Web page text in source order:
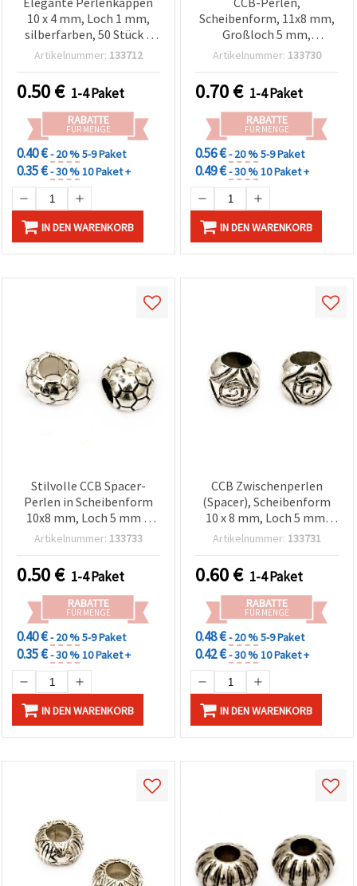
10 x 4 mm, Loch 1 mm,
silberfarben, 50 Stück –
Schmuckzubehör für
dekorative Abschlüsse
Artikelnummer: 133712
0.50€ 1-4 Paket
RABATTE
FÜR MENGE
0.40 €- 20 %5-9 Paket
0.35 €- 30 %10 Paket +
IN DEN WARENKORB
Scheibenform, 11x8 mm,
Großloch 5 mm,
silberfarben – 20 Stück
Artikelnummer: 133730
0.70€ 1-4 Paket
RABATTE
FÜR MENGE
0.56 €- 20 %5-9 Paket
0.49 €- 30 %10 Paket +
IN DEN WARENKORB
Stilvolle CCB Spacer-
Perlen in Scheibenform
10x8 mm, Loch 5 mm –
silberfarben, 20 Stück für
Schmuckkreationen
Artikelnummer: 133733
0.50€ 1-4 Paket
RABATTE
FÜR MENGE
0.40 €- 20 %5-9 Paket
0.35 €- 30 %10 Paket +
IN DEN WARENKORB
CCB Zwischenperlen
(Spacer), Scheibenform
10 x 8 mm, Loch 5 mm,
silberfarben – Packung
Artikelnummer: 133731
0.60€ 1-4 Paket
RABATTE
FÜR MENGE
0.48 €- 20 %5-9 Paket
0.42 €- 30 %10 Paket +
IN DEN WARENKORB